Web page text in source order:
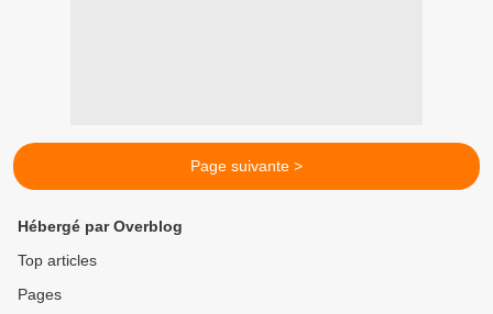
Page suivante >
Hébergé par Overblog
Top articles
Pages